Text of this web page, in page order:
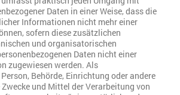
Daten in einer Weise, dass die
Informationen nicht mehr einer
sofern diese zusätzlichen
und organisatorischen
Daten nicht einer
zugewiesen werden. Als
Behörde, Einrichtung oder andere
und Mittel der Verarbeitung von